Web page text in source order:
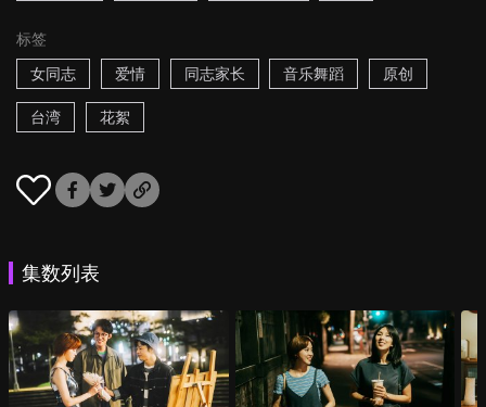
标签
女同志
爱情 同志家长 音乐舞蹈 原创
台湾 花絮
集数列表